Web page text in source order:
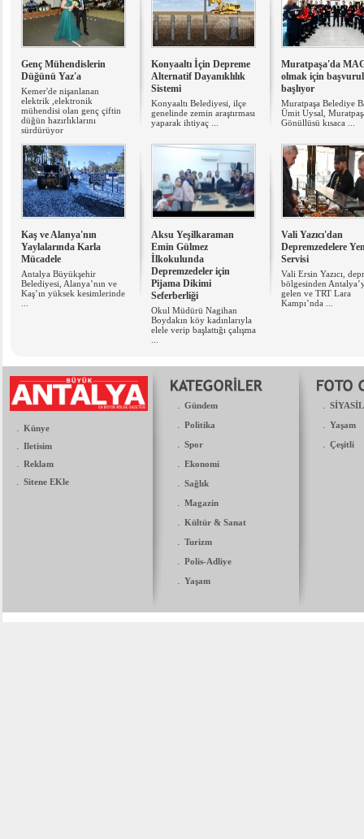
Genç Mühendislerin
Düğünü Yaz'a
Kemer'de nişanlanan
elektrik ,elektronik
mühendisi olan genç çiftin
düğün hazırlıklarını
sürdürüyor
Konyaaltı İçin Depreme
Alternatif Dayanıklılık
Sistemi
Konyaaltı Belediyesi, ilçe
genelinde zemin araştırması
yaparak ihtiyaç ...
Muratpaşa'da
olmak için
başlıyor
Muratpaşa Belediye
Ümit Uysal,
Gönüllüsü kısaca ...
Kaş ve Alanya'nın
Yaylalarında Karla
Mücadele
Antalya Büyükşehir
Belediyesi, Alanya’nın ve
Kaş’ın yüksek kesimlerinde
Aksu Yeşilkaraman
Emin Gülmez
İlkokulunda
Depremzedeler için
Pijama Dikimi
Seferberliği
Okul Müdürü Nagihan
Boydakın köy kadınlarıyla
elele verip başlattığı çalışma
Vali Yazıcı'dan
Depremzedelere
Servisi
Vali Ersin Yazıcı,
bölgesinden
gelen ve TRT Lara
Kampı’nda ...
. Künye
. Iletisim
. Reklam
. Sitene EKle
. Gündem
. Politika
. Spor
. Ekonomi
. Sağlık
. Magazin
. Kültür & Sanat
. Turizm
. Polis-Adliye
. Yaşam
.
. Yaşam
. Çeşitli